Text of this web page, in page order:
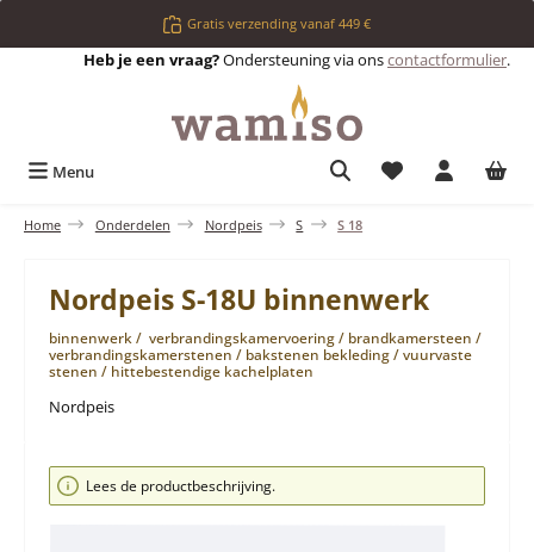
Ga naar de hoofdinhoudGratis verzending vanaf 449 €
Heb je een vraag?Ondersteuning via onscontactformulier.
Menu Je hebt 0 items
Home Onderdelen Nordpeis S S 18
Nordpeis S-18U binnenwerk
binnenwerk / verbrandingskamervoering / brandkamersteen /
verbrandingskamerstenen / bakstenen bekleding / vuurvaste
stenen / hittebestendige kachelplaten
Nordpeis
Afbeeldingengalerij overslaan
Lees de productbeschrijving.